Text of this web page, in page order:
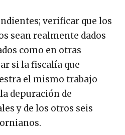
verificar que los
sean realmente dados
como en otras
si la fiscalía que
el mismo trabajo
depuración de
y de los otros seis